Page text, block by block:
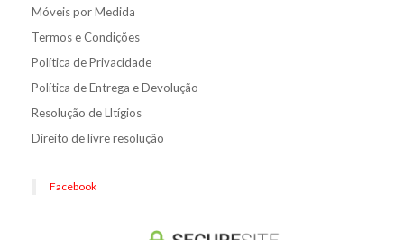
Móveis por Medida
Termos e Condições
Política de Privacidade
Política de Entrega e Devolução
Resolução de Lltígios
Direito de livre resolução
Facebook